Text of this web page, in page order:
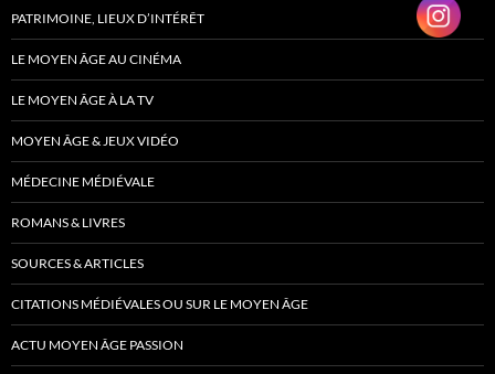
PATRIMOINE, LIEUX D’INTÉRÊT
LE MOYEN ÂGE AU CINÉMA
LE MOYEN ÂGE À LA TV
MOYEN ÂGE & JEUX VIDÉO
MÉDECINE MÉDIÉVALE
ROMANS & LIVRES
SOURCES & ARTICLES
CITATIONS MÉDIÉVALES OU SUR LE MOYEN ÂGE
ACTU MOYEN ÂGE PASSION